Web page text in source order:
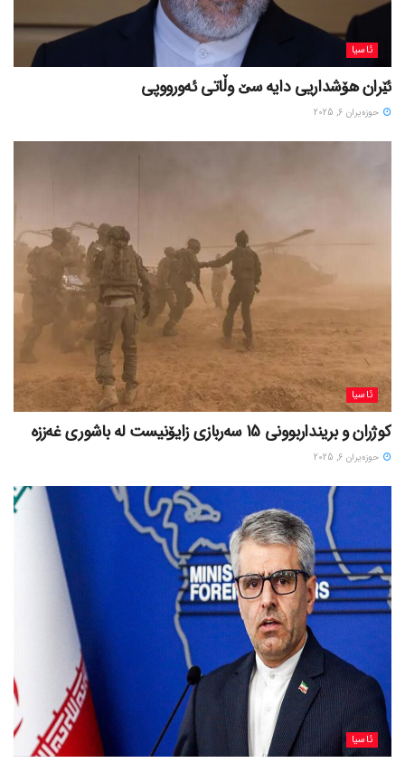
ئاسیا
ئێران هۆشداریی دایە سێ وڵاتی ئەورووپی
حوزه‌یران 6, 2025
ئاسیا
کوژران و برینداربوونی 15 سەربازی زایۆنیست لە باشوری غەززە
حوزه‌یران 6, 2025
ئاسیا